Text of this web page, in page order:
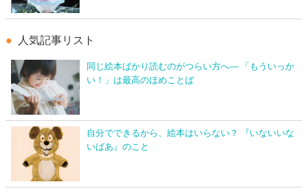
人気記事リスト
同じ絵本ばかり読むのがつらい方へ― 「もういっか
い！」は最高のほめことば
自分でできるから、絵本はいらない？ 『いないいな
いばあ』のこと